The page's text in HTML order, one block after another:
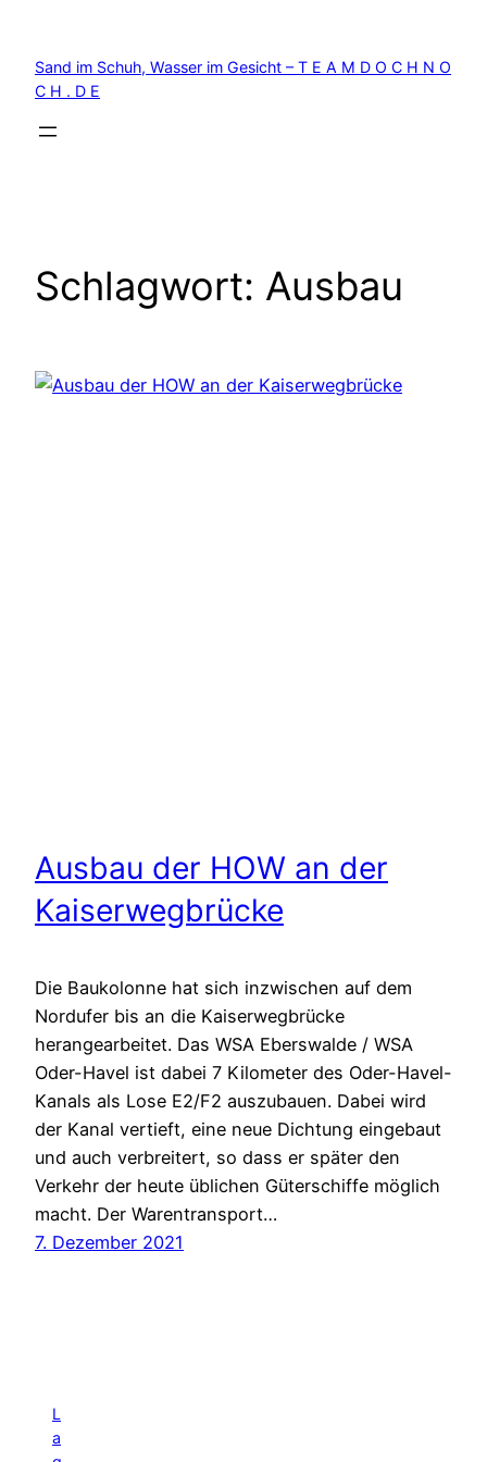
springen
Sand im Schuh, Wasser im Gesicht – T E A M D O C H N O
C H . D E
Schlagwort: Ausbau
Ausbau der HOW an der
Kaiserwegbrücke
Die Baukolonne hat sich inzwischen auf dem
Nordufer bis an die Kaiserwegbrücke
herangearbeitet. Das WSA Eberswalde / WSA
Oder-Havel ist dabei 7 Kilometer des Oder-Havel-
Kanals als Lose E2/F2 auszubauen. Dabei wird
der Kanal vertieft, eine neue Dichtung eingebaut
und auch verbreitert, so dass er später den
Verkehr der heute üblichen Güterschiffe möglich
macht. Der Warentransport…
7. Dezember 2021
L
a